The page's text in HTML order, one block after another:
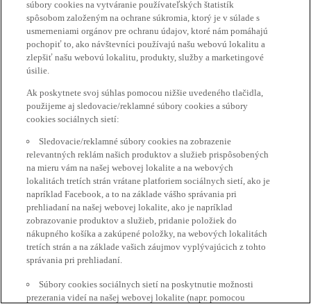
súbory cookies na vytváranie používateľských štatistík
spôsobom založeným na ochrane súkromia, ktorý je v súlade s
usmerneniami orgánov pre ochranu údajov, ktoré nám pomáhajú
pochopiť to, ako návštevníci používajú našu webovú lokalitu a
zlepšiť našu webovú lokalitu, produkty, služby a marketingové
úsilie.
Ak poskytnete svoj súhlas pomocou nižšie uvedeného tlačidla,
použijeme aj sledovacie/reklamné súbory cookies a súbory
cookies sociálnych sietí:
Sledovacie/reklamné súbory cookies na zobrazenie
relevantných reklám našich produktov a služieb prispôsobených
na mieru vám na našej webovej lokalite a na webových
lokalitách tretích strán vrátane platforiem sociálnych sietí, ako je
napríklad Facebook, a to na základe vášho správania pri
prehliadaní na našej webovej lokalite, ako je napríklad
zobrazovanie produktov a služieb, pridanie položiek do
nákupného košíka a zakúpené položky, na webových lokalitách
tretích strán a na základe vašich záujmov vyplývajúcich z tohto
správania pri prehliadaní.
Súbory cookies sociálnych sietí na poskytnutie možnosti
prezerania videí na našej webovej lokalite (napr. pomocou